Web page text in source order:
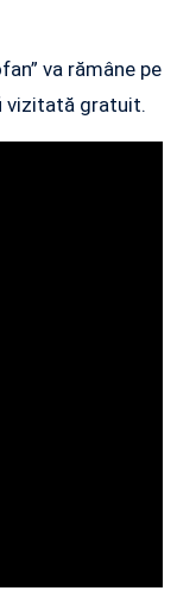
va rămâne pe
vizitată gratuit.